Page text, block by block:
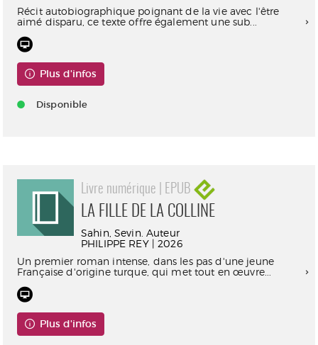
Récit autobiographique poignant de la vie avec l'être
aimé disparu, ce texte offre également une sub...
Plus d'infos
Disponible
Livre numérique | EPUB
LA FILLE DE LA COLLINE
Sahin, Sevin. Auteur
PHILIPPE REY | 2026
Un premier roman intense, dans les pas d'une jeune
Française d'origine turque, qui met tout en œuvre...
Plus d'infos